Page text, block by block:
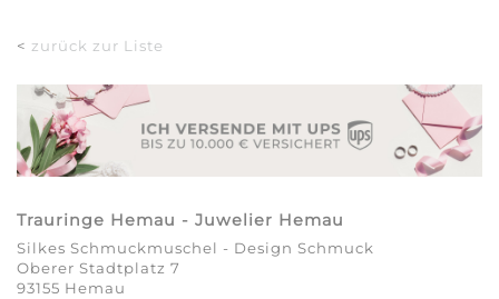
< zurück zur Liste
Trauringe Hemau - Juwelier Hemau
Silkes Schmuckmuschel - Design Schmuck
Oberer Stadtplatz 7
93155 Hemau